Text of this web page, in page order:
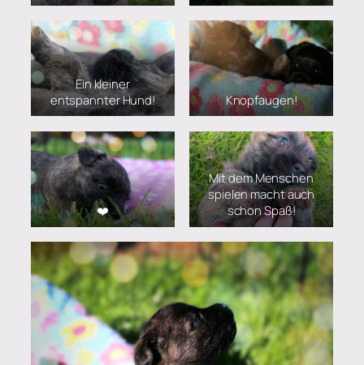
Ein kleiner
entspannter Hund!
Knopfaugen!
❤️
Mit dem Menschen
spielen macht auch
schon Spaß!